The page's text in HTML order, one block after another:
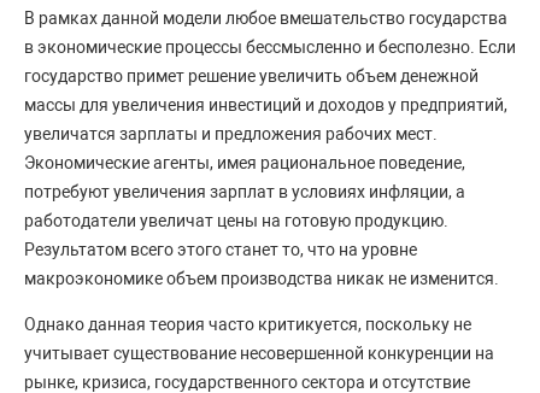
В рамках данной модели любое вмешательство государства
в экономические процессы бессмысленно и бесполезно. Если
государство примет решение увеличить объем денежной
массы для увеличения инвестиций и доходов у предприятий,
увеличатся зарплаты и предложения рабочих мест.
Экономические агенты, имея рациональное поведение,
потребуют увеличения зарплат в условиях инфляции, а
работодатели увеличат цены на готовую продукцию.
Результатом всего этого станет то, что на уровне
макроэкономике объем производства никак не изменится.
Однако данная теория часто критикуется, поскольку не
учитывает существование несовершенной конкуренции на
рынке, кризиса, государственного сектора и отсутствие